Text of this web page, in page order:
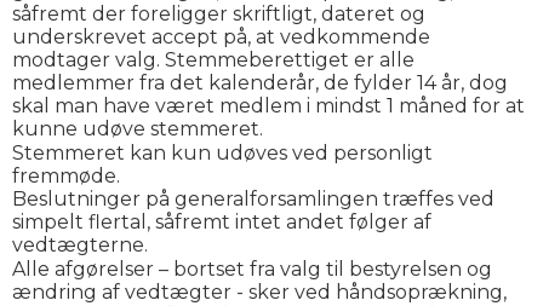
såfremt der foreligger skriftligt, dateret og
underskrevet accept på, at vedkommende
modtager valg. Stemmeberettiget er alle
medlemmer fra det kalenderår, de fylder 14 år, dog
skal man have været medlem i mindst 1 måned for at
kunne udøve stemmeret.
Stemmeret kan kun udøves ved personligt
fremmøde.
Beslutninger på generalforsamlingen træffes ved
simpelt flertal, såfremt intet andet følger af
vedtægterne.
Alle afgørelser – bortset fra valg til bestyrelsen og
ændring af vedtægter - sker ved håndsoprækning,